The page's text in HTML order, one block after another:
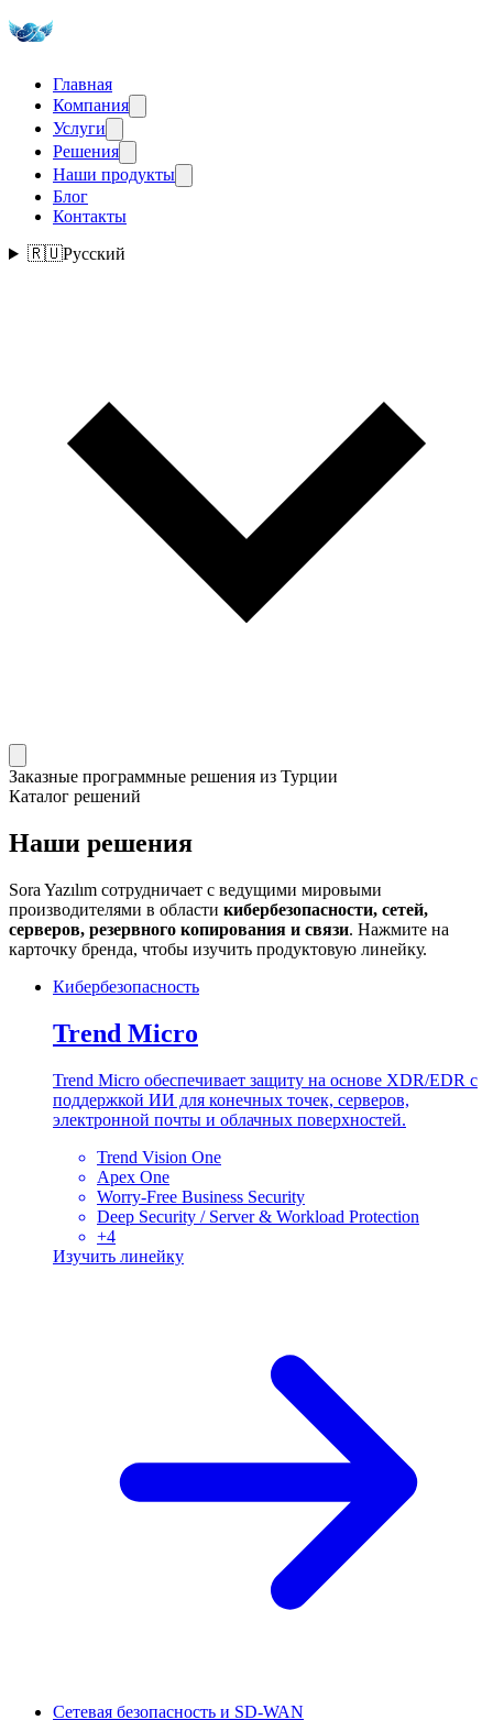
Главная
Компания
Услуги
Решения
Наши продукты
Блог
Контакты
🇷🇺Русский
Заказные программные решения из Турции
Каталог решений
Наши решения
Sora Yazılım сотрудничает с ведущими мировыми
производителями в области кибербезопасности, сетей,
серверов, резервного копирования и связи. Нажмите на
карточку бренда, чтобы изучить продуктовую линейку.
Кибербезопасность
Trend Micro
Trend Micro обеспечивает защиту на основе XDR/EDR с
поддержкой ИИ для конечных точек, серверов,
электронной почты и облачных поверхностей.
Trend Vision One
Apex One
Worry-Free Business Security
Deep Security / Server & Workload Protection
+4
Изучить линейку
Сетевая безопасность и SD-WAN